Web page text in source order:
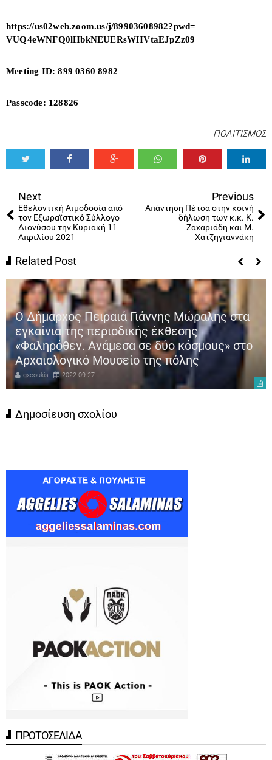
https://us02web.zoom.us/j/89903608982?pwd=
VUQ4eWNFQ0lHbkNEUERsWHVtaEJpZz09
Meeting ID: 899 0360 8982
Passcode: 128826
ΠΟΛΙΤΙΣΜΟΣ
Next
Εθελοντική Αιμοδοσία από
τον Εξωραϊστικό Σύλλογο
Διονύσου την Κυριακή 11
Απριλίου 2021
Previous
Απάντηση Πέτσα στην κοινή
δήλωση των κ.κ. Κ.
Ζαχαριάδη και Μ.
Χατζηγιαννάκη
Related Post
Ο Δήμαρχος Πειραιά Γιάννης Μώραλης στα
εγκαίνια της περιοδικής έκθεσης
«Φαληρόθεν. Ανάμεσα σε δύο κόσμους» στο
Αρχαιολογικό Μουσείο της πόλης
gxcoukis 2022-09-27
Δημοσίευση σχολίου
ΠΡΩΤΟΣΕΛΙΔΑ